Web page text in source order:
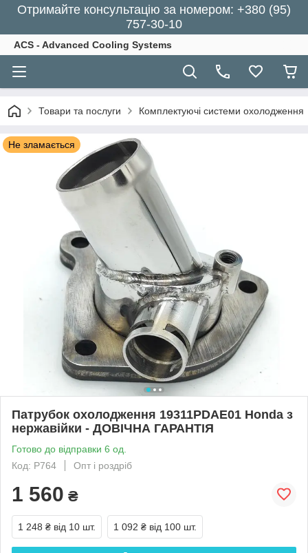
Отримайте консультацію за номером: +380 (95)
757-30-10
ACS - Advanced Cooling Systems
Товари та послуги Комплектуючі системи охолодження
Не зламається
Патрубок охолодження 19311PDAE01 Honda з
нержавійки - ДОВІЧНА ГАРАНТІЯ
Готово до відправки 6 од.
Код: Р764
Опт і роздріб
1 560 ₴
1 248 ₴ від 10 шт. 1 092 ₴ від 100 шт.